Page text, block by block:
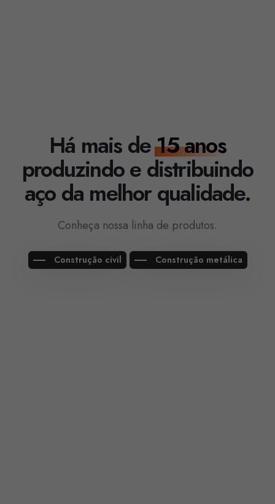
Há mais de15 anos
produzindo e distribuindo
aço da melhor qualidade.
Conheça nossa linha de produtos.
Construção civil Construção metálica